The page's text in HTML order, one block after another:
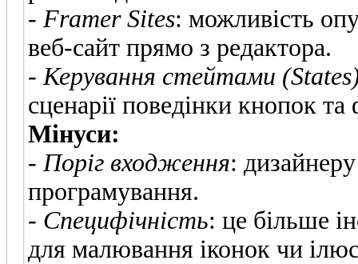
- Framer Sites: можливість
веб-сайт прямо з редактора.
- Керування стейтами
сценарії поведінки кнопок
Мінуси:
- Поріг входження:
програмування.
- Специфічність: це більше
для малювання іконок чи